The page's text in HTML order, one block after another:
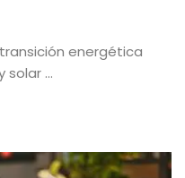
transición energética
...